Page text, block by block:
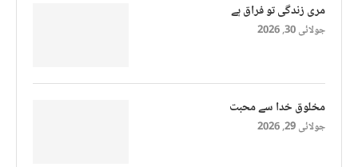
مری زندگی تو فراق ہے
جولائی 30, 2026
مخلوق خدا سے محبت
جولائی 29, 2026